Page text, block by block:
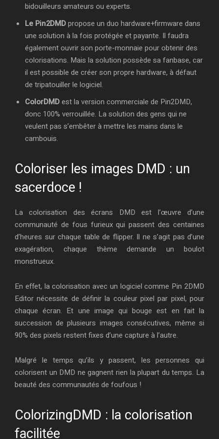
bidouilleurs amateurs ou experts.
Le Pin2DMDpropose un duo hardware+firmware dans
une solution à la fois protégée et payante. Il faudra
également ouvrir son porte-monnaie pour obtenir des
colorisations. Mais la solution possède sa fanbase, car
il est possible de créer son propre hardware, à défaut
de tripatouiller le logiciel.
ColorDMDest la version commerciale de Pin2DMD,
donc 100% verrouillée. La solution des gens qui ne
veulent pas s’embêter à mettre les mains dans le
cambouis.
Coloriser les images DMD : un
sacerdoce !
La colorisation des écrans DMD est l’œuvre d’une
communauté de fous furieux qui passent des centaines
d’heures sur chaque table de flipper. Il ne s’agit pas d’une
exagération, chaque thème demande un boulot
monstrueux.
En effet, la colorisation avec un logiciel comme Pin 2DMD
Editor nécessite de définir la couleur pixel par pixel, pour
chaque écran. Et une image qui bouge est en fait la
succession de plusieurs images consécutives, même si
90% des pixels restent fixes d’une capture à l’autre.
Malgré le temps qu’ils y passent, les personnes qui
colorisent un DMD ne gagnent rien la plupart du temps. La
beauté des communautés de foufous !
ColorizingDMD : la colorisation
facilitée